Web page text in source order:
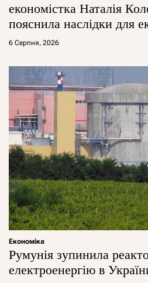
економістка Наталія
пояснила наслідки для
6 Серпня, 2026
Економіка
Румунія зупинила
електроенергію в